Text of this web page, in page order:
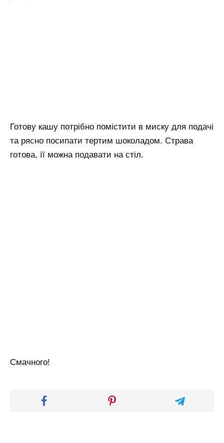
Готову кашу потрібно помістити в миску для подачі
та рясно посипати тертим шоколадом. Страва
готова, її можна подавати на стіл.
Смачного!